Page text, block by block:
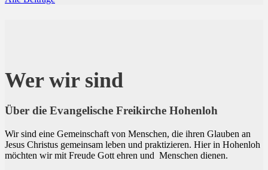
Wer wir sind
Über die Evangelische Freikirche Hohenloh
Wir sind eine Gemeinschaft von Menschen, die ihren Glauben an
Jesus Christus gemeinsam leben und praktizieren. Hier in Hohenloh
möchten wir mit Freude Gott ehren und Menschen dienen.